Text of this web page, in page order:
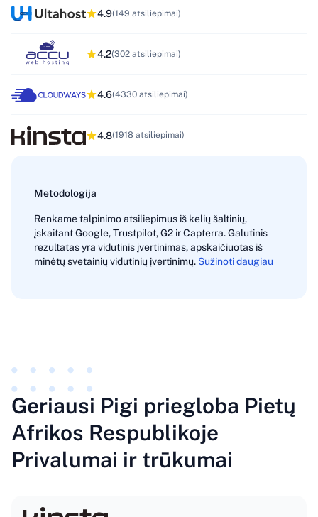
4.9(149 atsiliepimai)
4.2(302 atsiliepimai)
4.6(4330 atsiliepimai)
4.8(1918 atsiliepimai)
Metodologija
Renkame talpinimo atsiliepimus iš kelių šaltinių,
įskaitant Google, Trustpilot, G2 ir Capterra. Galutinis
rezultatas yra vidutinis įvertinimas, apskaičiuotas iš
minėtų svetainių vidutinių įvertinimų. Sužinoti daugiau
Geriausi Pigi priegloba Pietų
Afrikos Respublikoje
Privalumai ir trūkumai